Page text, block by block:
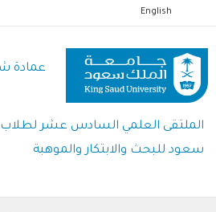
إلى
المحتوى
الرئيسي
English
عمادة
الملتقى العلمي السادس عشر
سعود للبحث والابتكار والموهبة